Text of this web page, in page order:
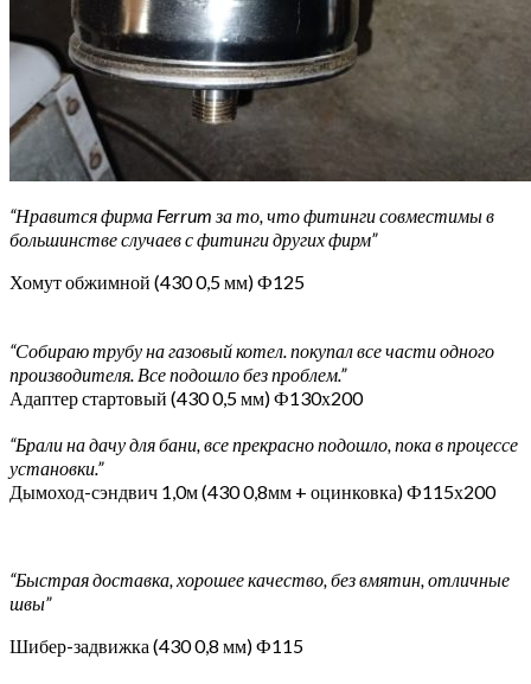
“Нравится фирма Ferrum за то, что фитинги совместимы в
большинстве случаев с фитинги других фирм”
Хомут обжимной (430 0,5 мм) Ф125
“Собираю трубу на газовый котел. покупал все части одного
производителя. Все подошло без проблем.”
Адаптер стартовый (430 0,5 мм) Ф130х200
“Брали на дачу для бани, все прекрасно подошло, пока в процессе
установки.”
Дымоход-сэндвич 1,0м (430 0,8мм + оцинковка) Ф115х200
“Быстрая доставка, хорошее качество, без вмятин, отличные
швы”
Шибер-задвижка (430 0,8 мм) Ф115